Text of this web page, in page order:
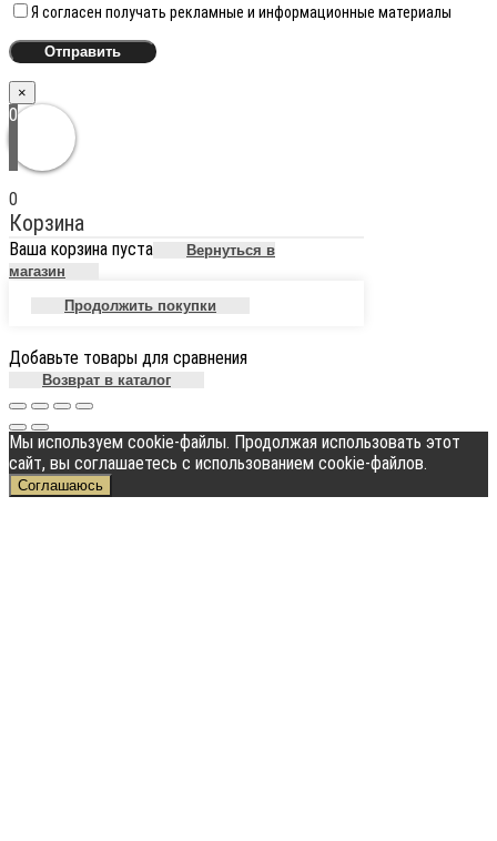
Я согласен получать рекламные и информационные материалы
×
0
0
Корзина
Ваша корзина пуста
Вернуться в
магазин
Продолжить покупки
Добавьте товары для сравнения
Возврат в каталог
Мы используем cookie-файлы. Продолжая использовать этот
сайт, вы соглашаетесь с использованием cookie-файлов.
Соглашаюсь